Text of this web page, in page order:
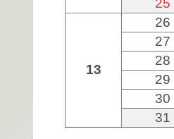
13
26
27
28
29
30
31